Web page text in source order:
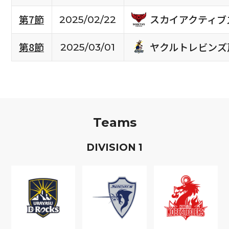
第7節
2025/02/22
スカイアクティ
第8節
2025/03/01 ヤクルトレビン
Teams
DIVISION 1